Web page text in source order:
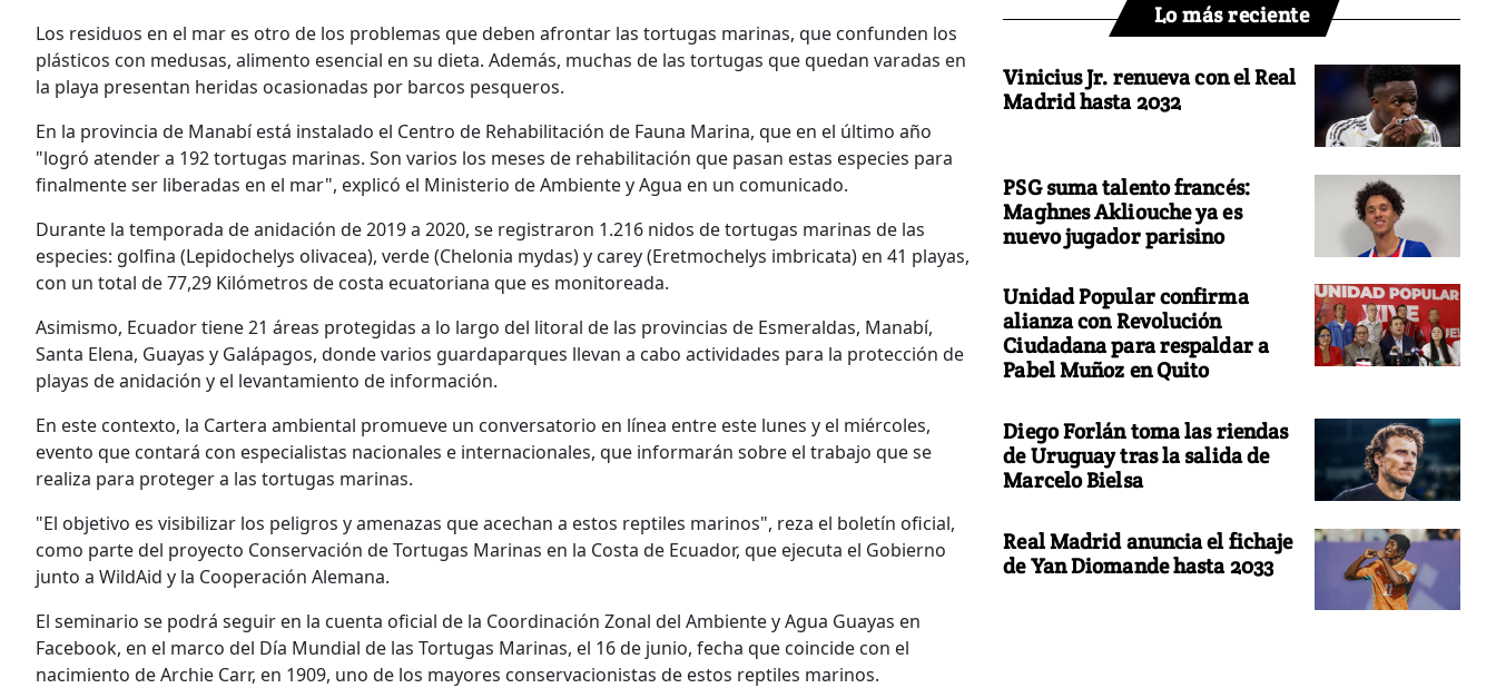
Los residuos en el mar es otro de los problemas que deben afrontar las tortugas marinas, que confunden los
plásticos con medusas, alimento esencial en su dieta. Además, muchas de las tortugas que quedan varadas en
la playa presentan heridas ocasionadas por barcos pesqueros.
En la provincia de Manabí está instalado el Centro de Rehabilitación de Fauna Marina, que en el último año
"logró atender a 192 tortugas marinas. Son varios los meses de rehabilitación que pasan estas especies para
finalmente ser liberadas en el mar", explicó el Ministerio de Ambiente y Agua en un comunicado.
Durante la temporada de anidación de 2019 a 2020, se registraron 1.216 nidos de tortugas marinas de las
especies: golfina (Lepidochelys olivacea), verde (Chelonia mydas) y carey (Eretmochelys imbricata) en 41 playas,
con un total de 77,29 Kilómetros de costa ecuatoriana que es monitoreada.
Asimismo, Ecuador tiene 21 áreas protegidas a lo largo del litoral de las provincias de Esmeraldas, Manabí,
Santa Elena, Guayas y Galápagos, donde varios guardaparques llevan a cabo actividades para la protección de
playas de anidación y el levantamiento de información.
En este contexto, la Cartera ambiental promueve un conversatorio en línea entre este lunes y el miércoles,
evento que contará con especialistas nacionales e internacionales, que informarán sobre el trabajo que se
realiza para proteger a las tortugas marinas.
"El objetivo es visibilizar los peligros y amenazas que acechan a estos reptiles marinos", reza el boletín oficial,
como parte del proyecto Conservación de Tortugas Marinas en la Costa de Ecuador, que ejecuta el Gobierno
junto a WildAid y la Cooperación Alemana.
El seminario se podrá seguir en la cuenta oficial de la Coordinación Zonal del Ambiente y Agua Guayas en
Facebook, en el marco del Día Mundial de las Tortugas Marinas, el 16 de junio, fecha que coincide con el
nacimiento de Archie Carr, en 1909, uno de los mayores conservacionistas de estos reptiles marinos.
Lo más reciente
Vinicius Jr. renueva con el Real
Madrid hasta 2032
PSG suma talento francés:
Maghnes Akliouche ya es
nuevo jugador parisino
Unidad Popular confirma
alianza con Revolución
Ciudadana para respaldar a
Pabel Muñoz en Quito
Diego Forlán toma las riendas
de Uruguay tras la salida de
Marcelo Bielsa
Real Madrid anuncia el fichaje
de Yan Diomande hasta 2033